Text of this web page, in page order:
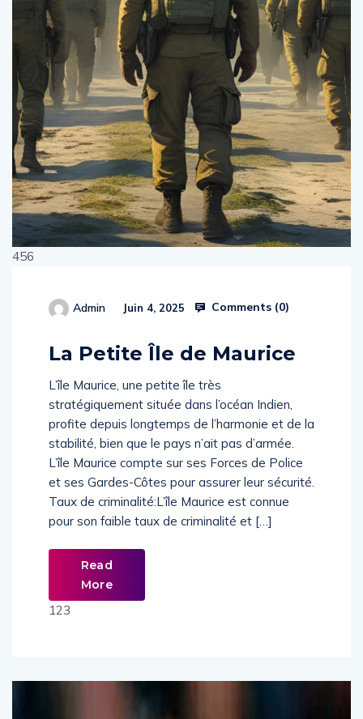
456
Admin Juin 4, 2025 Comments (0)
La Petite Île de Maurice
L’île Maurice, une petite île très
stratégiquement située dans l’océan Indien,
profite depuis longtemps de l’harmonie et de la
stabilité, bien que le pays n’ait pas d’armée.
L’île Maurice compte sur ses Forces de Police
et ses Gardes-Côtes pour assurer leur sécurité.
Taux de criminalité:L’île Maurice est connue
pour son faible taux de criminalité et […]
Read
More
123